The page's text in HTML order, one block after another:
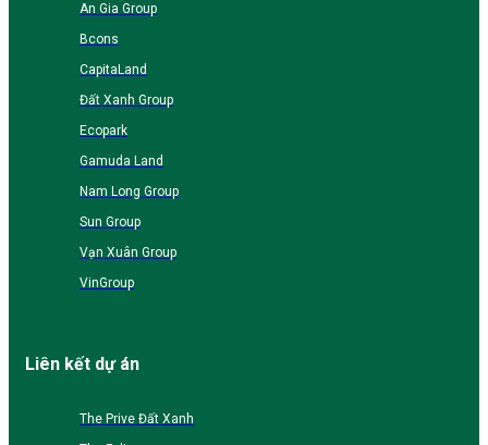
An Gia Group
Bcons
CapitaLand
Đất Xanh Group
Ecopark
Gamuda Land
Nam Long Group
Sun Group
Vạn Xuân Group
VinGroup
Liên kết dự án
The Prive Đất Xanh